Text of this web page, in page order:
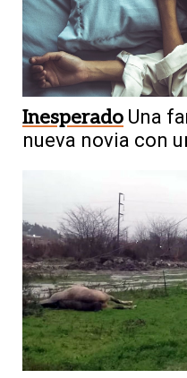
Inesperado Una
nueva novia con